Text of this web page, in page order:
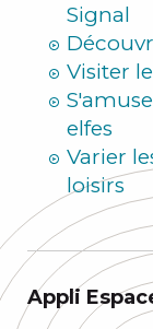
Signal
Visiter
elfes
Varier
loisirs
Appli